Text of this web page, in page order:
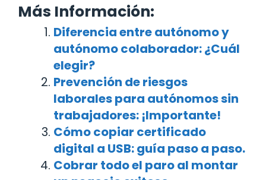
Más Información:
Diferencia entre autónomo y
autónomo colaborador: ¿Cuál
elegir?
Prevención de riesgos
laborales para autónomos sin
trabajadores: ¡Importante!
Cómo copiar certificado
digital a USB: guía paso a paso.
Cobrar todo el paro al montar